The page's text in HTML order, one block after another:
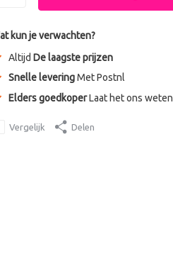
kun je verwachten?
Altijd De laagste prijzen
Snelle leveringMet Postnl
Elders goedkoperLaat het ons weten
Vergelijk Delen